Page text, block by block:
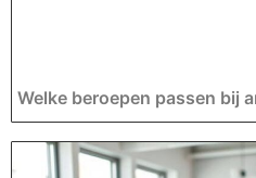
Welke beroepen passen bij